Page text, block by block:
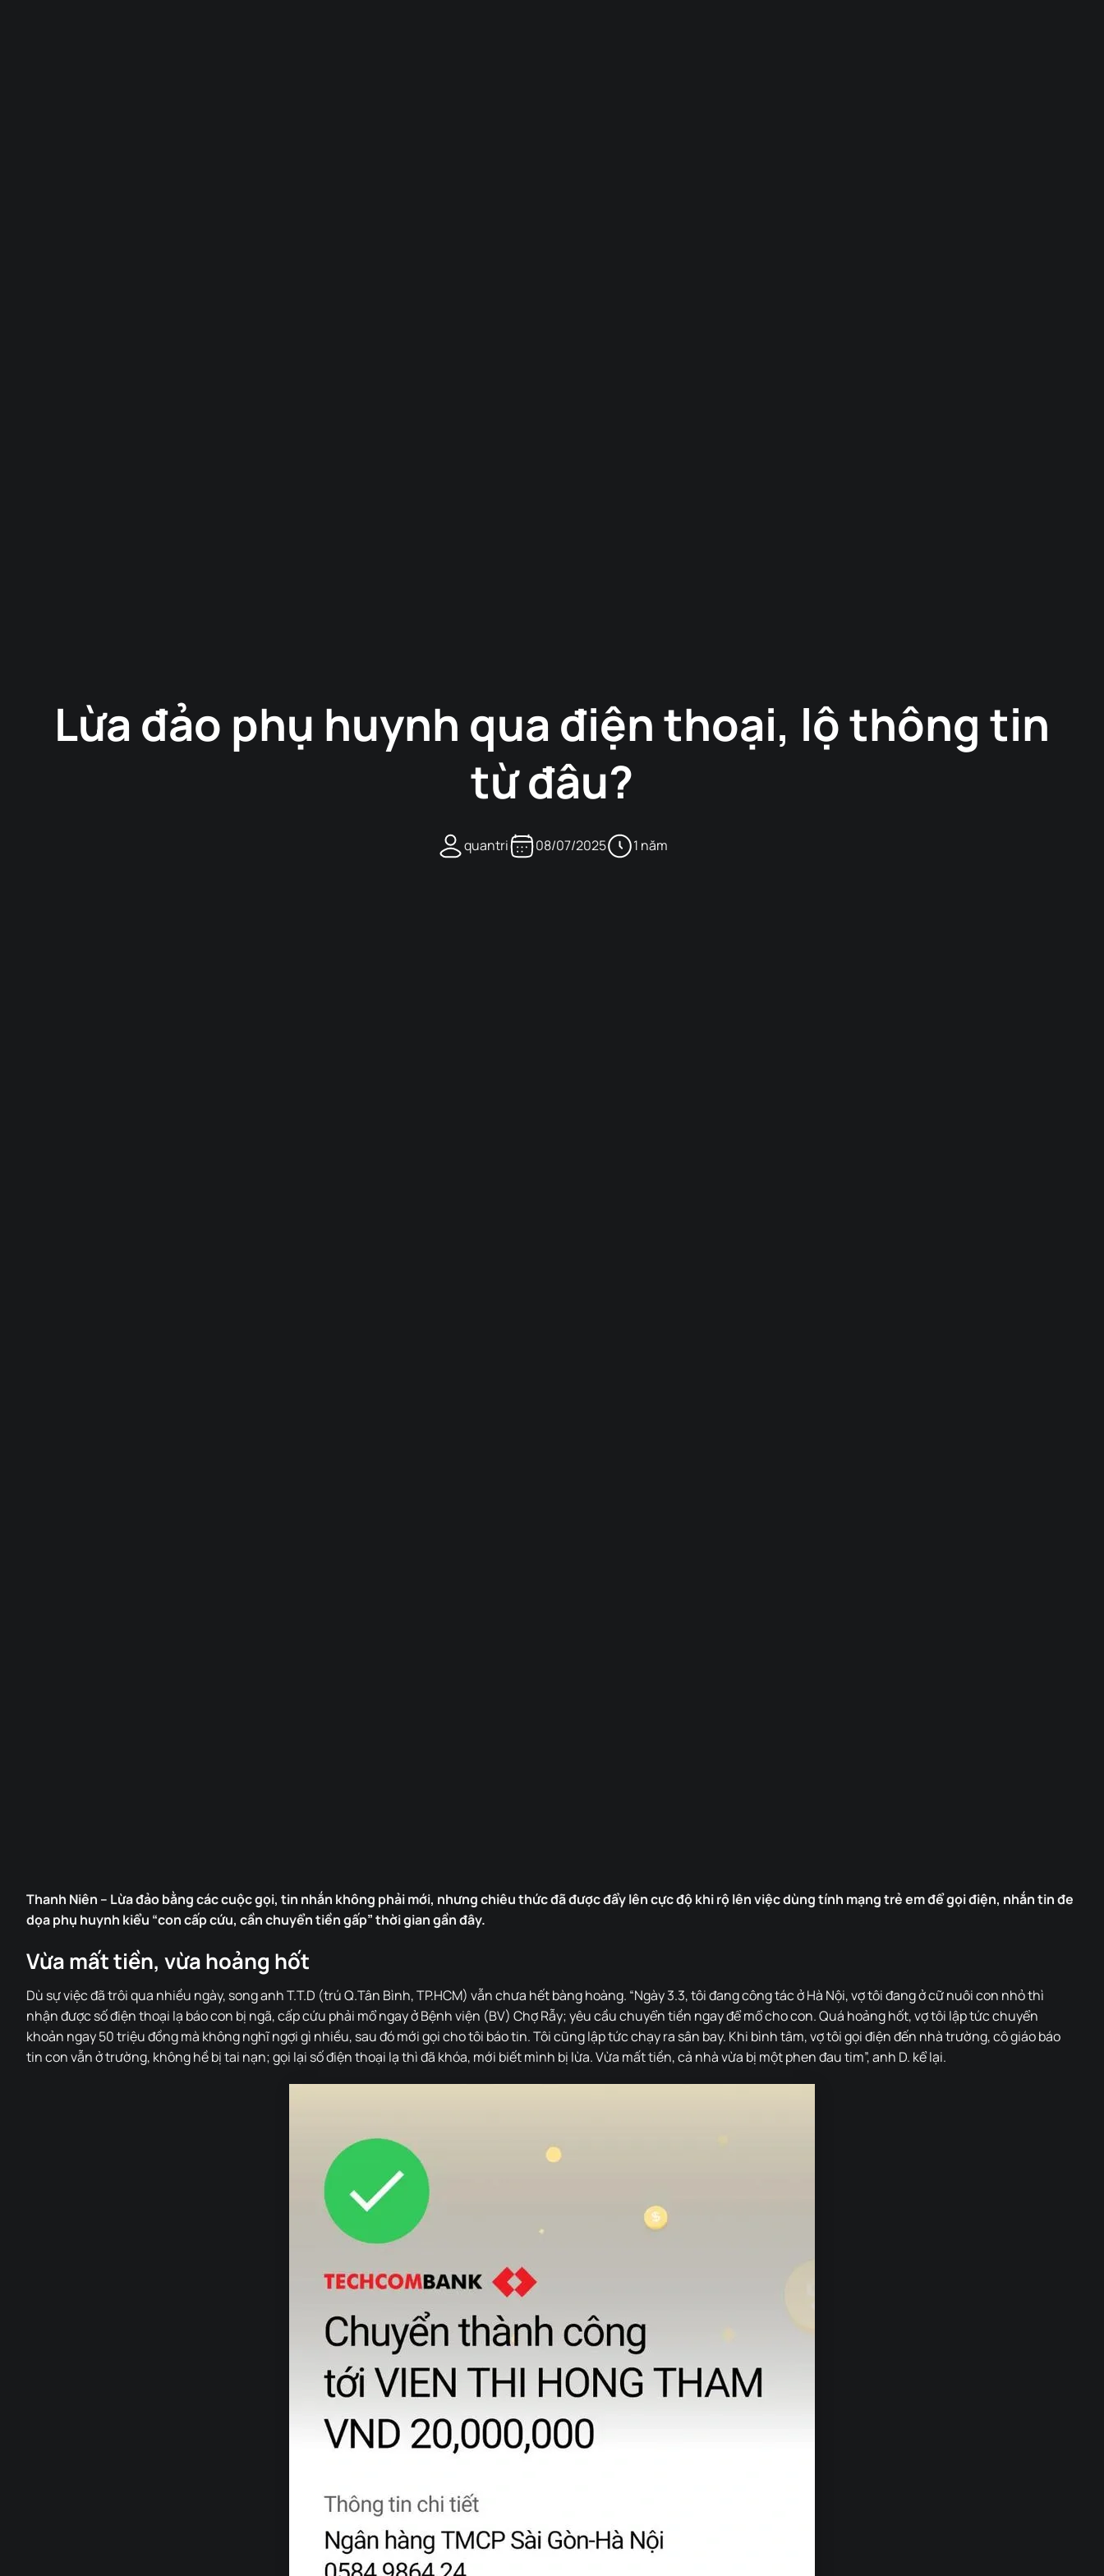
Lừa đảo phụ huynh qua điện thoại, lộ thông tin
từ đâu?
quantri 08/07/2025 1 năm
Thanh Niên – Lừa đảo bằng các cuộc gọi, tin nhắn không phải mới, nhưng chiêu thức đã được đẩy lên cực độ khi rộ lên việc dùng tính mạng trẻ em để gọi điện, nhắn tin đe
dọa phụ huynh kiểu “con cấp cứu, cần chuyển tiền gấp” thời gian gần đây.
Vừa mất tiền, vừa hoảng hốt
Dù sự việc đã trôi qua nhiều ngày, song anh T.T.D (trú Q.Tân Bình, TP.HCM) vẫn chưa hết bàng hoàng. “Ngày 3.3, tôi đang công tác ở Hà Nội, vợ tôi đang ở cữ nuôi con nhỏ thì
nhận được số điện thoại lạ báo con bị ngã, cấp cứu phải mổ ngay ở Bệnh viện (BV) Chợ Rẫy; yêu cầu chuyển tiền ngay để mổ cho con. Quá hoảng hốt, vợ tôi lập tức chuyển
khoản ngay 50 triệu đồng mà không nghĩ ngợi gì nhiều, sau đó mới gọi cho tôi báo tin. Tôi cũng lập tức chạy ra sân bay. Khi bình tâm, vợ tôi gọi điện đến nhà trường, cô giáo báo
tin con vẫn ở trường, không hề bị tai nạn; gọi lại số điện thoại lạ thì đã khóa, mới biết mình bị lừa. Vừa mất tiền, cả nhà vừa bị một phen đau tim”, anh D. kể lại.